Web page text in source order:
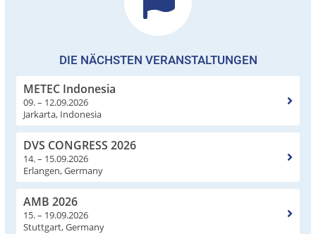
DIE NÄCHSTEN VERANSTALTUNGEN
METEC Indonesia
09. – 12.09.2026
Jarkarta, Indonesia
DVS CONGRESS 2026
14. – 15.09.2026
Erlangen, Germany
AMB 2026
15. – 19.09.2026
Stuttgart, Germany